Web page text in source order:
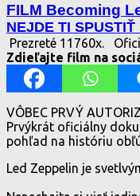
FILM Becoming
NEJDE TI
Prezreté 11760x.
Zdieľajte film na
VÔBEC PRVÝ
Prvýkrát oficiálny
pohľad na históriu
Led Zeppelin je